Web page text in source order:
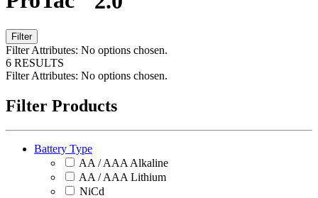
Filter
Filter Attributes: No options chosen.
6 RESULTS
Filter Attributes: No options chosen.
Filter Products
Battery Type
AA / AAA Alkaline
AA / AAA Lithium
NiCd